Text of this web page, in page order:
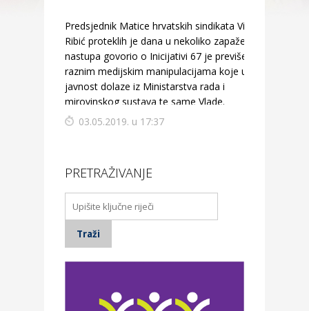
Predsjednik Matice hrvatskih sindikata Vilim
Ribić proteklih je dana u nekoliko zapaženih
nastupa govorio o Inicijativi 67 je previše i
raznim medijskim manipulacijama koje u
javnost dolaze iz Ministarstva rada i
mirovinskog sustava te same Vlade.
03.05.2019. u 17:37
PRETRAŽIVANJE